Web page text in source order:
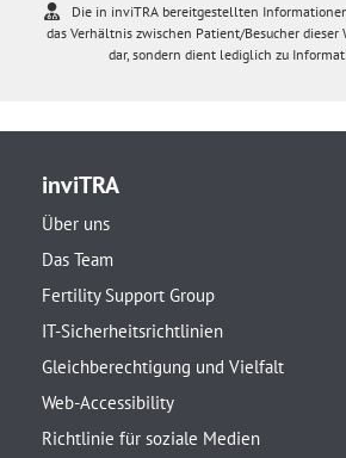
Die in inviTRA bereitgestellten
das Verhältnis zwischen Patient/Besucher dieser
dar, sondern dient lediglich zu
inviTRA
Über uns
Das Team
Fertility Support Group
IT-Sicherheitsrichtlinien
Gleichberechtigung und Vielfalt
Web-Accessibility
Richtlinie für soziale Medien